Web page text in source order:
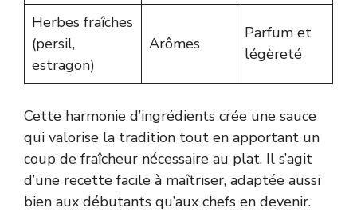
Herbes fraîches
(persil,
estragon)
Arômes
Parfum et
légèreté
Cette harmonie d’ingrédients crée une sauce
qui valorise la tradition tout en apportant un
coup de fraîcheur nécessaire au plat. Il s’agit
d’une recette facile à maîtriser, adaptée aussi
bien aux débutants qu’aux chefs en devenir.